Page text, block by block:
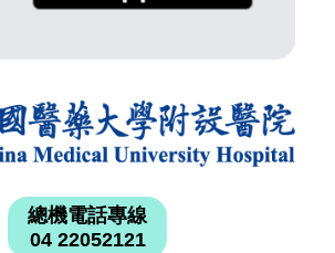
總機電話專線
04 22052121